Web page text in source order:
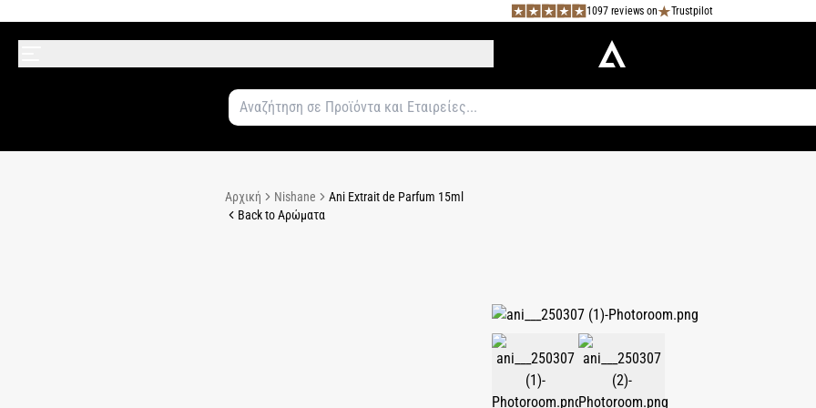
1097 reviews on Trustpilot
Αρχική Nishane
Ani Extrait de Parfum 15ml
Back to Αρώματα